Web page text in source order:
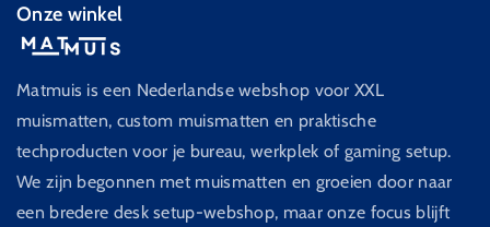
Onze winkel
Matmuis is een Nederlandse webshop voor XXL
muismatten, custom muismatten en praktische
techproducten voor je bureau, werkplek of gaming setup.
We zijn begonnen met muismatten en groeien door naar
een bredere desk setup-webshop, maar onze focus blijft